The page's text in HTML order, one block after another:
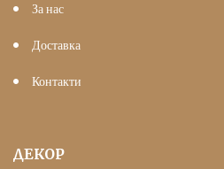
За нас
Доставка
Контакти
ДЕКОР